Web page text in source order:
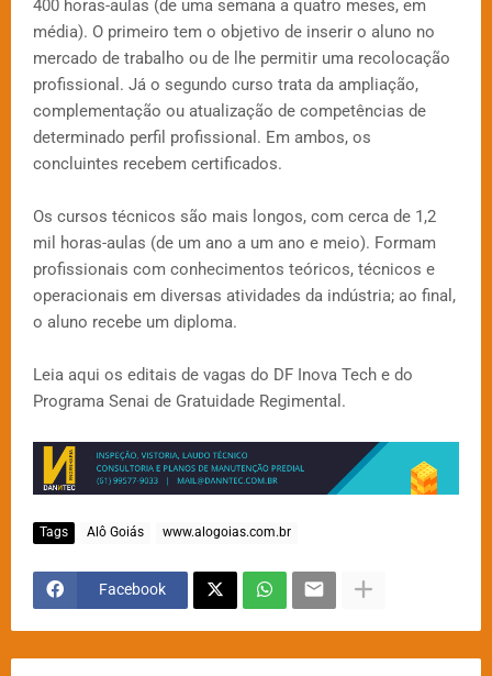
400 horas-aulas (de uma semana a quatro meses, em
média). O primeiro tem o objetivo de inserir o aluno no
mercado de trabalho ou de lhe permitir uma recolocação
profissional. Já o segundo curso trata da ampliação,
complementação ou atualização de competências de
determinado perfil profissional. Em ambos, os
concluintes recebem certificados.
Os cursos técnicos são mais longos, com cerca de 1,2
mil horas-aulas (de um ano a um ano e meio). Formam
profissionais com conhecimentos teóricos, técnicos e
operacionais em diversas atividades da indústria; ao final,
o aluno recebe um diploma.
Leia aqui os editais de vagas do DF Inova Tech e do
Programa Senai de Gratuidade Regimental.
Tags Alô Goiás www.alogoias.com.br
Facebook